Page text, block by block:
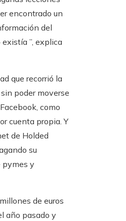
encontrado un
del
”, explica
que recorrió la
poder moverse
como
cuenta propia. Y
de Holded
su
pymes y
de euros
año pasado y